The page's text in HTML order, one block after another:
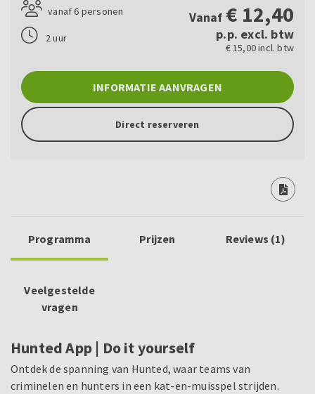
vanaf 6 personen
2 uur
Vanaf € 12,40
p.p. excl. btw
€ 15,00 incl. btw
INFORMATIE AANVRAGEN
Direct reserveren
Programma Prijzen Reviews (1)
Veelgestelde
vragen
Hunted App | Do it yourself
Ontdek de spanning van Hunted, waar teams van
criminelen en hunters in een kat-en-muisspel strijden.